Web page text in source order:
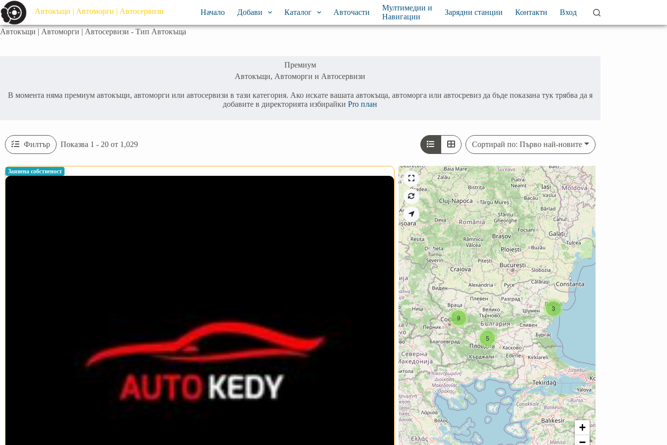
Автокъщи | Автоморги | Автосервизи Начало Добави Каталог Авточасти
Мултимедии и
Навигации
Зарядни станции Контакти Вход
Автокъщи | Автоморги | Автосервизи - Тип Автокъща
Премиум
Автокъщи, Автоморги и Автосервизи
В момента няма премиум автокъщи, автоморги или автосервизи в тази категория. Ако искате вашата автокъща, автоморга или автосревиз да бъде показана тук трябва да я
добавите в директорията избирайкиPro план
Филтър Показва 1 - 20 от 1,029 Сортирай по: Първо най-новите
Заявена собственост
5
3
9
+
−